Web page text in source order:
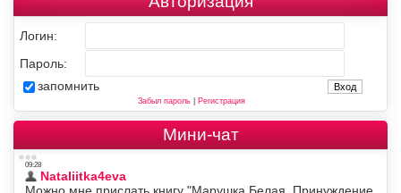
Логин:
Пароль:
запомнить
Забыл пароль| Регистрация
Мини-чат